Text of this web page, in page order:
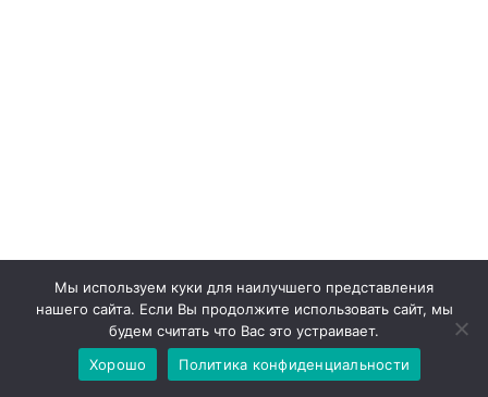
Свежие записи
Мы используем куки для наилучшего представления
нашего сайта. Если Вы продолжите использовать сайт, мы
будем считать что Вас это устраивает.
Хорошо
Политика конфиденциальности